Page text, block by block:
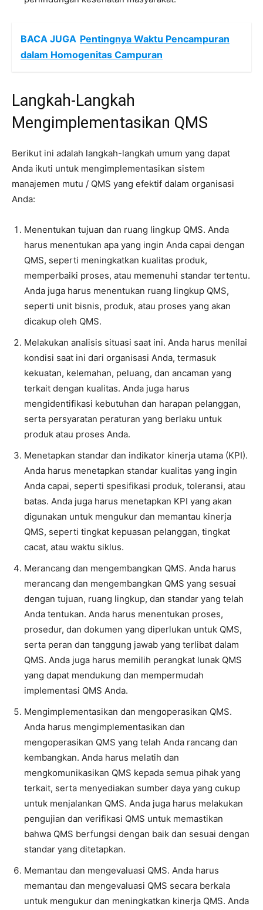
BACA JUGA Pentingnya Waktu Pencampuran
dalam Homogenitas Campuran
Langkah-Langkah
Mengimplementasikan QMS
Berikut ini adalah langkah-langkah umum yang dapat
Anda ikuti untuk mengimplementasikan sistem
manajemen mutu / QMS yang efektif dalam organisasi
Anda:
Menentukan tujuan dan ruang lingkup QMS. Anda
harus menentukan apa yang ingin Anda capai dengan
QMS, seperti meningkatkan kualitas produk,
memperbaiki proses, atau memenuhi standar tertentu.
Anda juga harus menentukan ruang lingkup QMS,
seperti unit bisnis, produk, atau proses yang akan
dicakup oleh QMS.
Melakukan analisis situasi saat ini. Anda harus menilai
kondisi saat ini dari organisasi Anda, termasuk
kekuatan, kelemahan, peluang, dan ancaman yang
terkait dengan kualitas. Anda juga harus
mengidentifikasi kebutuhan dan harapan pelanggan,
serta persyaratan peraturan yang berlaku untuk
produk atau proses Anda.
Menetapkan standar dan indikator kinerja utama (KPI).
Anda harus menetapkan standar kualitas yang ingin
Anda capai, seperti spesifikasi produk, toleransi, atau
batas. Anda juga harus menetapkan KPI yang akan
digunakan untuk mengukur dan memantau kinerja
QMS, seperti tingkat kepuasan pelanggan, tingkat
cacat, atau waktu siklus.
Merancang dan mengembangkan QMS. Anda harus
merancang dan mengembangkan QMS yang sesuai
dengan tujuan, ruang lingkup, dan standar yang telah
Anda tentukan. Anda harus menentukan proses,
prosedur, dan dokumen yang diperlukan untuk QMS,
serta peran dan tanggung jawab yang terlibat dalam
QMS. Anda juga harus memilih perangkat lunak QMS
yang dapat mendukung dan mempermudah
implementasi QMS Anda.
Mengimplementasikan dan mengoperasikan QMS.
Anda harus mengimplementasikan dan
mengoperasikan QMS yang telah Anda rancang dan
kembangkan. Anda harus melatih dan
mengkomunikasikan QMS kepada semua pihak yang
terkait, serta menyediakan sumber daya yang cukup
untuk menjalankan QMS. Anda juga harus melakukan
pengujian dan verifikasi QMS untuk memastikan
bahwa QMS berfungsi dengan baik dan sesuai dengan
standar yang ditetapkan.
Memantau dan mengevaluasi QMS. Anda harus
memantau dan mengevaluasi QMS secara berkala
untuk mengukur dan meningkatkan kinerja QMS. Anda